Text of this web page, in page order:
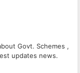
Govt. Schemes ,
updates news.